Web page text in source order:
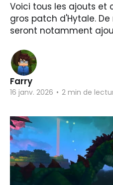
Voici tous les ajouts et
gros patch d'Hytale.
seront notamment
Farry
16 janv. 2026 • 2 min de